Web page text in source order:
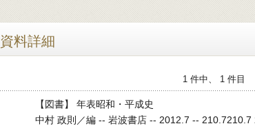
資料詳細
1 件中、 1 件目
【図書】 年表昭和・平成史
中村 政則／編 -- 岩波書店 -- 2012.7 -- 210.7210.7